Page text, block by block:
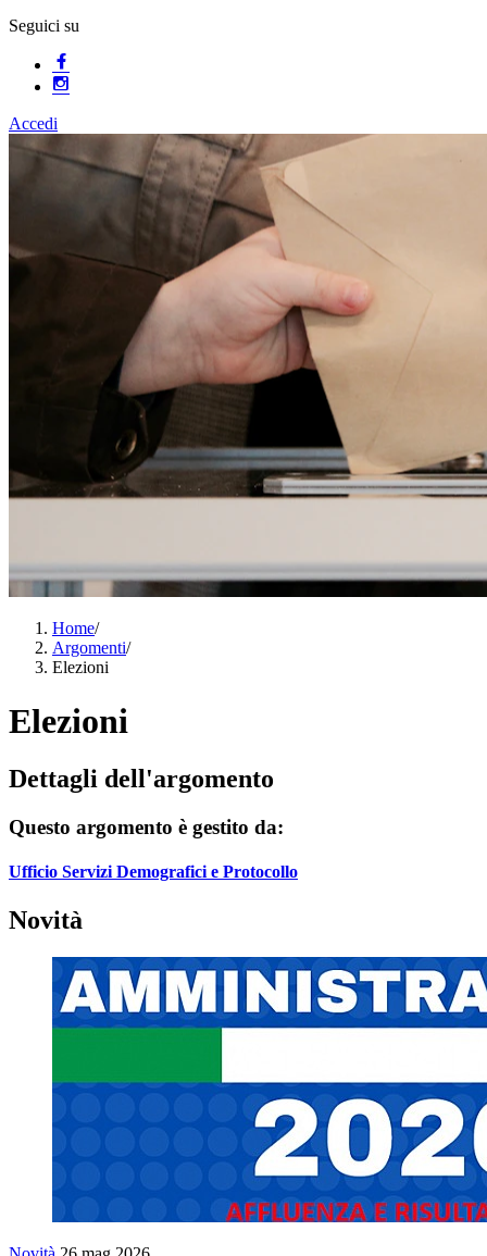
Seguici su
Accedi
Home/
Argomenti/
Elezioni
Elezioni
Dettagli dell'argomento
Questo argomento è gestito da:
Ufficio Servizi Demografici e Protocollo
Novità